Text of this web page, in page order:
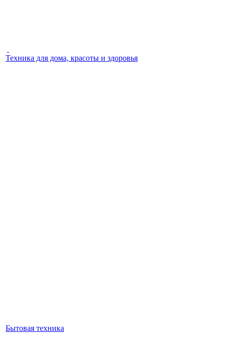
Техника для дома, красоты и здоровья
Бытовая техника